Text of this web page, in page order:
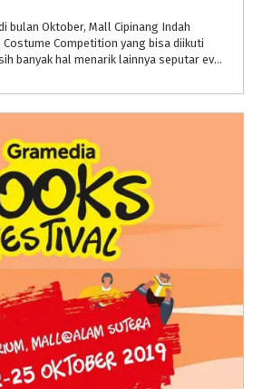
bulan Oktober, Mall Cipinang Indah
Competition yang bisa diikuti
oleh buah hati anda. Masih banyak hal menarik lainnya seputar event hari ini yang bisa kamu manfaatkan.